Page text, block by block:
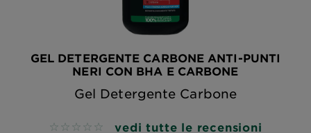
GEL DETERGENTE CARBONE ANTI-PUNTI
NERI CON BHA E CARBONE
Gel Detergente Carbone
No reviews vedi tutte le recensioni